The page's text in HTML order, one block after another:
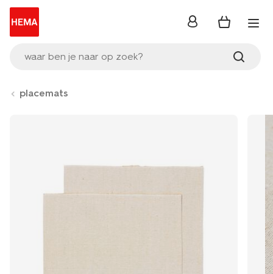
waar ben je naar op zoek?
inloggen
placemats